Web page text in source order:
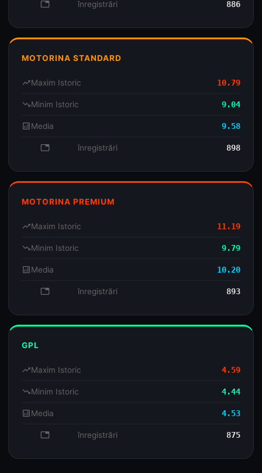
database înregistrări 886
MOTORINA STANDARD
trending_upMaxim Istoric 10.79
trending_downMinim Istoric 9.04
analyticsMedia 9.58
database înregistrări 898
MOTORINA PREMIUM
trending_upMaxim Istoric 11.19
trending_downMinim Istoric 9.79
analyticsMedia 10.20
database înregistrări 893
GPL
trending_upMaxim Istoric 4.59
trending_downMinim Istoric 4.44
analyticsMedia 4.53
database înregistrări 875